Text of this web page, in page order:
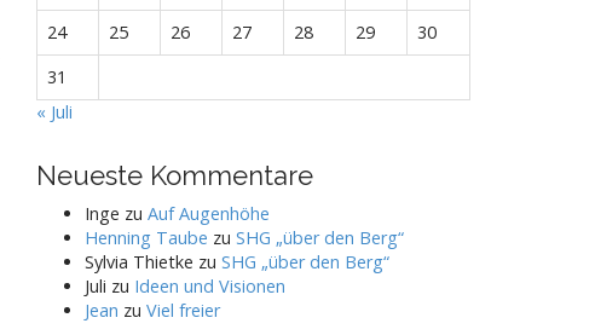
24
25 26 27 28 29
30
31
« Juli
Neueste Kommentare
Inge zu Auf Augenhöhe
Henning Taube zu SHG „über den Berg“
Sylvia Thietke zu SHG „über den Berg“
Juli zu Ideen und Visionen
Jean zu Viel freier